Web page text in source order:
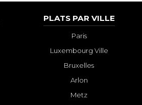
PLATS PAR VILLE
Paris
Luxembourg Ville
Bruxelles
Arlon
Metz